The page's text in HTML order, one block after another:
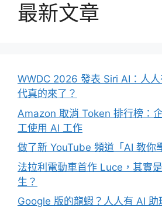
最新文章
WWDC 2026 發表 Siri AI：人
代真的來了？
Amazon 取消 Token 排行榜：
工使用 AI 工作
做了新 YouTube 頻道「AI 教你
法拉利電動車首作 Luce，其實
生？
Google 版的龍蝦？人人有 AI 助